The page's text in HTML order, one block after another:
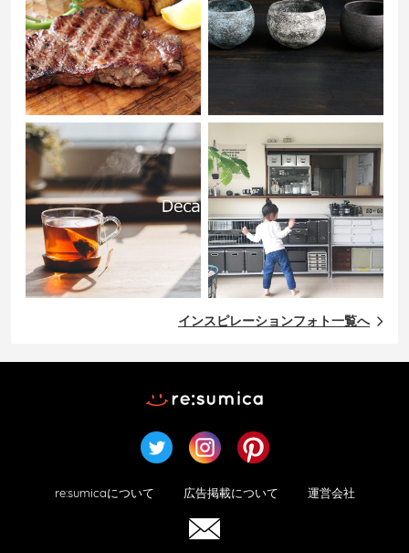
インスピレーションフォト一覧へ
re:sumicaについて 広告掲載について 運営会社